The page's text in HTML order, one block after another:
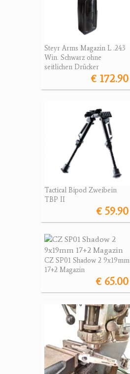
Steyr Arms Magazin L .243
Win. Schwarz ohne
seitlichen Drücker
€ 172.90
Tactical Bipod Zweibein
TBP II
€ 59.90
CZ SP01 Shadow 2 9x19mm
17+2 Magazin
€ 65.00